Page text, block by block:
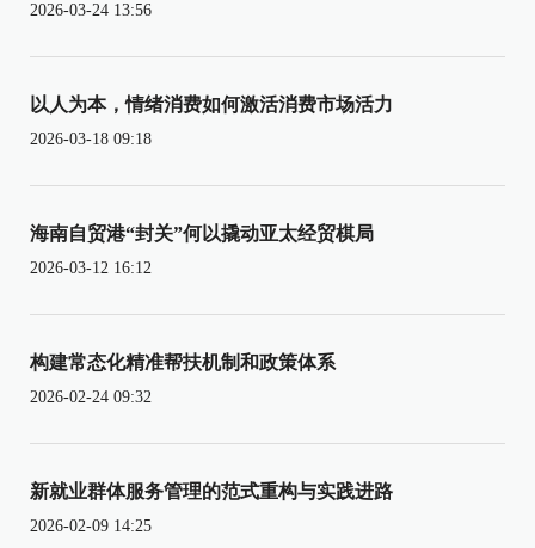
2026-03-24 13:56
以人为本，情绪消费如何激活消费市场活力
2026-03-18 09:18
海南自贸港“封关”何以撬动亚太经贸棋局
2026-03-12 16:12
构建常态化精准帮扶机制和政策体系
2026-02-24 09:32
新就业群体服务管理的范式重构与实践进路
2026-02-09 14:25